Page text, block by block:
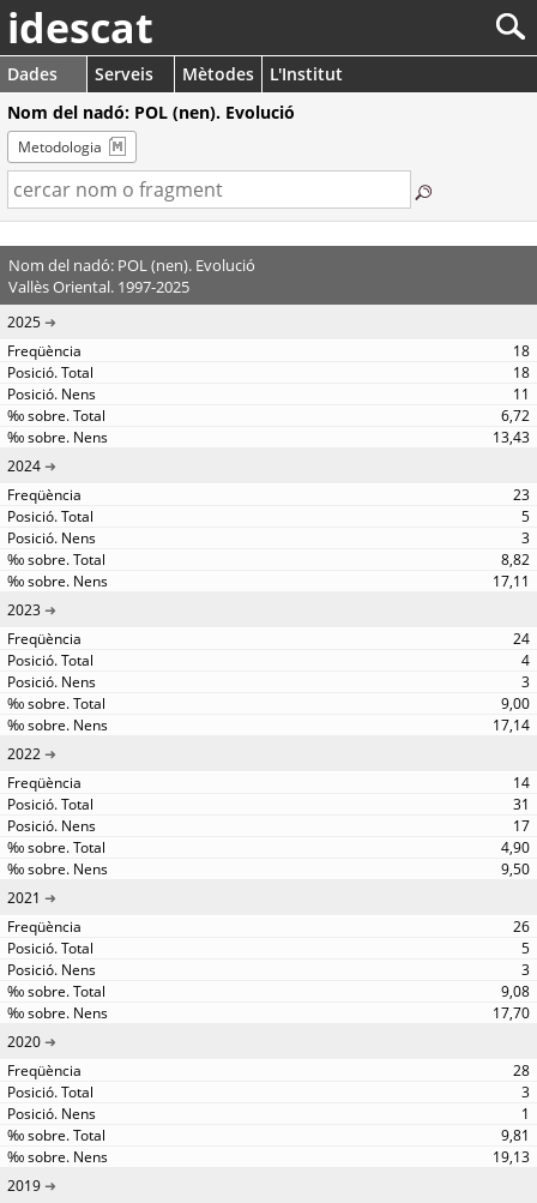
idescat
Dades Serveis Mètodes
L'Institut
Nom del nadó: POL (nen). Evolució
Metodologia
Nom del nadó: POL (nen). Evolució
Vallès Oriental. 1997-2025
2025
18
18
11
6,72
13,43
2024
23
5
3
8,82
17,11
2023
24
4
3
9,00
17,14
2022
14
31
17
4,90
9,50
2021
26
5
3
9,08
17,70
2020
28
3
1
9,81
19,13
2019